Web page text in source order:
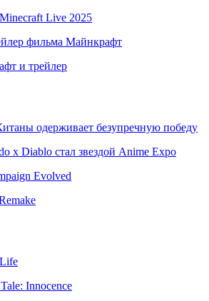
Live 2025
фильма Майнкрафт
и трейлер
одерживает безупречную победу
x Diablo стал звездой Anime Expo
Evolved
Innocence